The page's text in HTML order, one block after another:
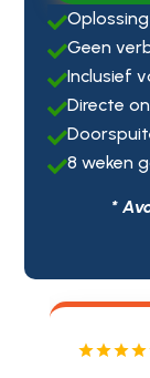

Geen
Inclusief
Directe

8 weken
*